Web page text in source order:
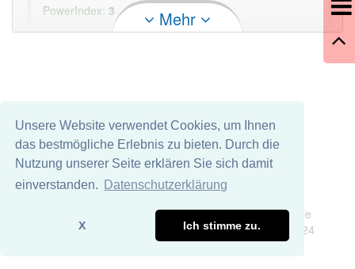
Unsere Website verwendet Cookies, um Ihnen
das bestmögliche Erlebnis zu bieten. Durch die
Nutzung unserer Seite erklären Sie sich damit
einverstanden.
Datenschutzerklärung
X Ich stimme zu.
PowerIndex: 3
Wörter mit Endung -verfahrensregelaber mit einem
anderen Artikeldie: 0
96% unserer Spielapp-Nutzer haben den Artikel
Mehr
Wir übernehmen keine Garantie und keine Haftung für die
Richtigkeit und Vollständigkeit dieser Seite. DDDEasy 2024